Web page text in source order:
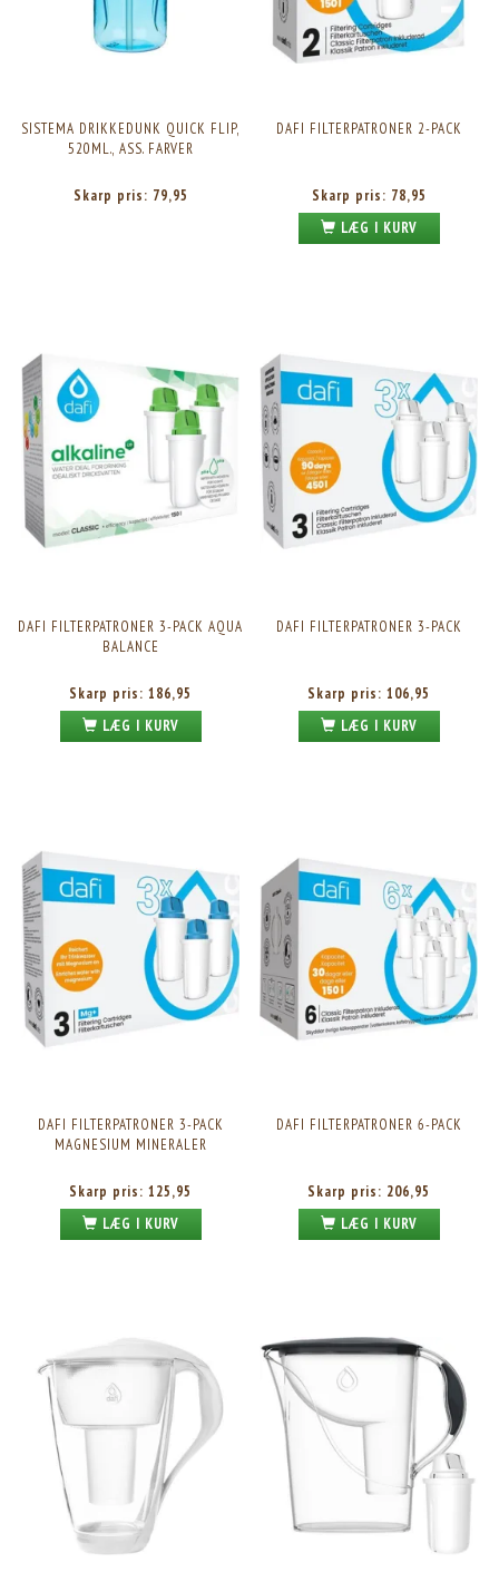
SISTEMA DRIKKEDUNK QUICK FLIP,
520ML., ASS. FARVER
Skarp pris: 79,95
DAFI FILTERPATRONER 2-PACK
Skarp pris: 78,95
LÆG I KURV
DAFI FILTERPATRONER 3-PACK AQUA
BALANCE
Skarp pris: 186,95
LÆG I KURV
DAFI FILTERPATRONER 3-PACK
Skarp pris: 106,95
LÆG I KURV
DAFI FILTERPATRONER 3-PACK
MAGNESIUM MINERALER
Skarp pris: 125,95
LÆG I KURV
DAFI FILTERPATRONER 6-PACK
Skarp pris: 206,95
LÆG I KURV